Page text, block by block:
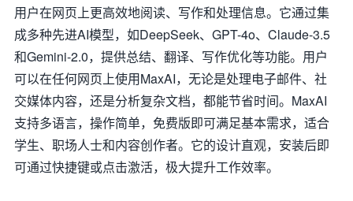
用户在网页上更高效地阅读、写作和处理信息。它通过集
成多种先进AI模型，如DeepSeek、GPT-4o、Claude-3.5
和Gemini-2.0，提供总结、翻译、写作优化等功能。用户
可以在任何网页上使用MaxAI，无论是处理电子邮件、社
交媒体内容，还是分析复杂文档，都能节省时间。MaxAI
支持多语言，操作简单，免费版即可满足基本需求，适合
学生、职场人士和内容创作者。它的设计直观，安装后即
可通过快捷键或点击激活，极大提升工作效率。